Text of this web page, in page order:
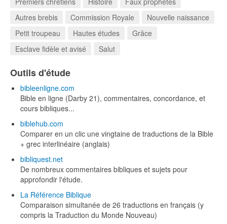
Autres brebis
Commission Royale
Nouvelle naissance
Petit troupeau
Hautes études
Grâce
Esclave fidèle et avisé
Salut
Outils d'étude
bibleenligne.com
Bible en ligne (Darby 21), commentaires, concordance, et
cours bibliques...
biblehub.com
Comparer en un clic une vingtaine de traductions de la Bible
+ grec interlinéaire (anglais)
bibliquest.net
De nombreux commentaires bibliques et sujets pour
approfondir l'étude.
La Référence Biblique
Comparaison simultanée de 26 traductions en français (y
compris la Traduction du Monde Nouveau)